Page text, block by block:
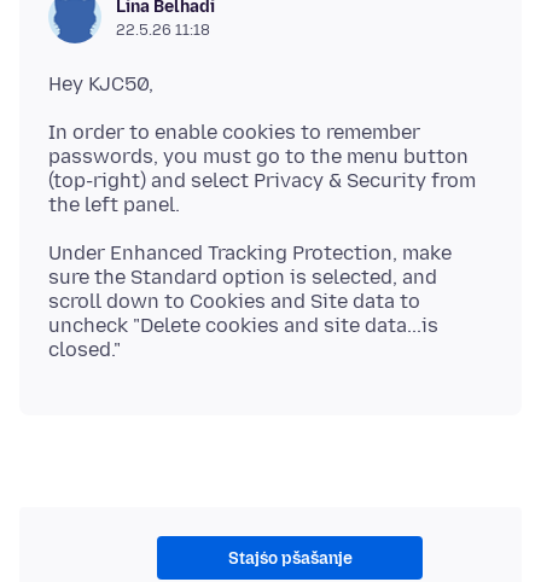
Lina Belhadi
22.5.26 11:18
In order to enable cookies to remember
passwords, you must go to the menu button
(top-right) and select Privacy & Security from
Under Enhanced Tracking Protection, make
sure the Standard option is selected, and
scroll down to Cookies and Site data to
uncheck "Delete cookies and site data...is
Stajśo pšašanje